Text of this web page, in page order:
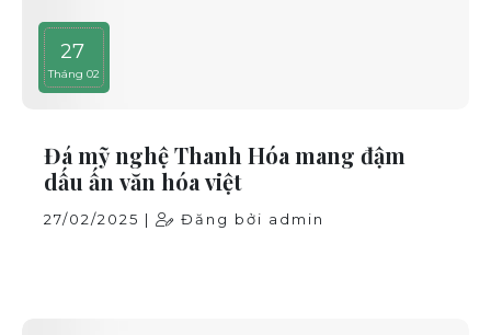
27
Tháng 02
Đá mỹ nghệ Thanh Hóa mang đậm
dấu ấn văn hóa việt
27/02/2025 | Đăng bởi admin